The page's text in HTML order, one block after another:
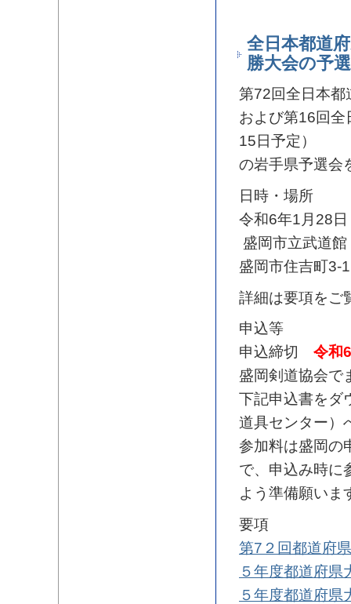
全日本都道
勝大会の予
第72回全日本都
および第16回全
15日予定）
の岩手県予選会
日時・場所
令和6年1月28
盛岡市立武道館
盛岡市住吉町
詳細は要項をご
申込等
申込締切 令和
盛岡剣道協会で
下記申込書をダ
道具センター）
参加料は盛岡の
で、申込み時に
よう準備願いま
要項
第7２回都道府
５年度都道府県
５年度都道府県